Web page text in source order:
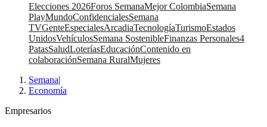
Elecciones 2026Foros SemanaMejor ColombiaSemana
PlayMundoConfidencialesSemana
TVGenteEspecialesArcadiaTecnologíaTurismoEstados
UnidosVehículosSemana SostenibleFinanzas Personales4
PatasSaludLoteríasEducaciónContenido en
colaboraciónSemana RuralMujeres
Semana|
Economía
Empresarios